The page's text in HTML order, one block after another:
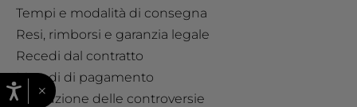
Tempi e modalità di consegna
Resi, rimborsi e garanzia legale
Recedi dal contratto
Metodi di pagamento
Risoluzione delle controversie
×